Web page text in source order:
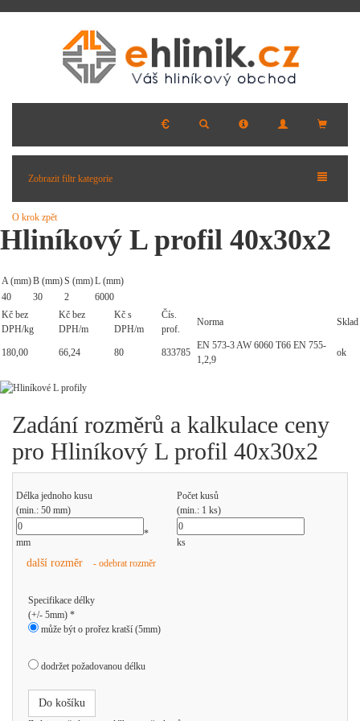
Zobrazit filtr kategorie
O krok zpět
Hliníkový L profil 40x30x2
A (mm)B (mm)S (mm)L (mm)
40
30 2
6000
Kč bez
DPH/kg
Kč bez
DPH/m
Kč s
DPH/m
Čís.
prof.
Norma Sklad
180,00 66,24 80 833785
EN 573-3 AW 6060 T66 EN 755-
1,2,9
ok
Zadání rozměrů a kalkulace ceny
pro Hliníkový L profil 40x30x2
Délka jednoho kusu
(min.: 50 mm)
Počet kusů
(min.: 1 ks)
mm
*
ks
další rozměr - odebrat rozměr
Specifikace délky
(+/- 5mm) *
může být o prořez kratší (5mm)
dodržet požadovanou délku
Do košíku